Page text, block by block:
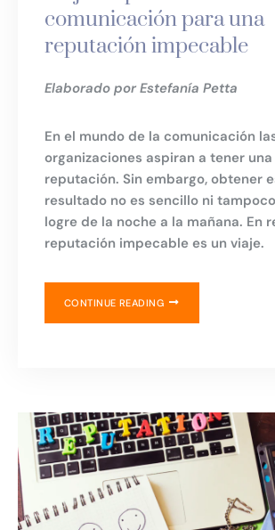
comunicación para una
reputación impecable
Elaborado por Estefanía Petta
En el mundo de la comunicación
organizaciones aspiran a tener
reputación. Sin embargo, obtener
resultado no es sencillo ni
logre de la noche a la mañana. En
reputación impecable es un viaje.
CONTINUE READING